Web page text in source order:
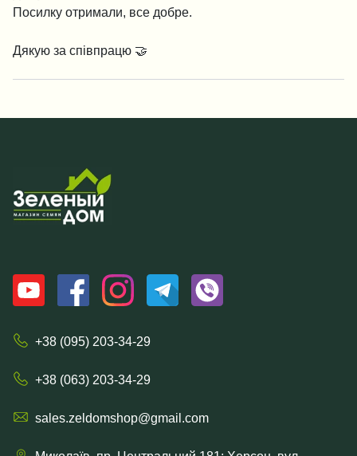
Посилку отримали, все добре.
Дякую за співпрацю 🤝
+38 (095) 203-34-29
+38 (063) 203-34-29
sales.zeldomshop@gmail.com